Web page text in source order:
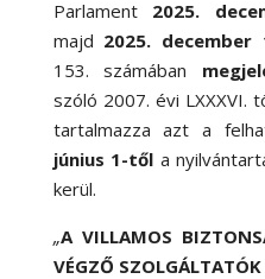
Parlament
2025.
majd 2025. december
153. számában
szóló 2007. évi LXXXVI.
tartalmazza azt a
június 1-től a
kerül.
„A VILLAMOS
VÉGZŐ